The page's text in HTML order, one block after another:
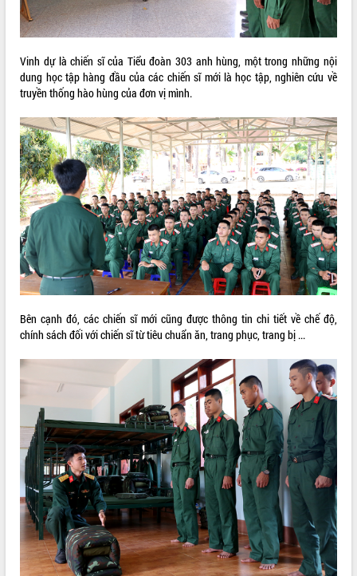
LIÊN KẾT WEB
THỐNG KÊ TRUY CẬP
Hôm nay:
37097
Tất cả:
66082420
Vinh dự là chiến sĩ của Tiểu đoàn 303 anh hùng, một trong những nội
dung học tập hàng đầu của các chiến sĩ mới là học tập, nghiên cứu về
truyền thống hào hùng của đơn vị mình.
Bên cạnh đó, các chiến sĩ mới cũng được thông tin chi tiết về chế độ,
chính sách đối với chiến sĩ từ tiêu chuẩn ăn, trang phục, trang bị ...